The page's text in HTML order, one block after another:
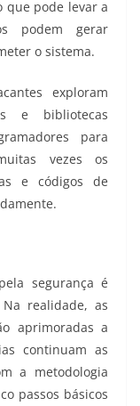
que pode levar a
podem gerar
o sistema.
exploram
e bibliotecas
para
vezes os
e códigos de
segurança é
realidade, as
aprimoradas a
continuam as
a metodologia
passos básicos